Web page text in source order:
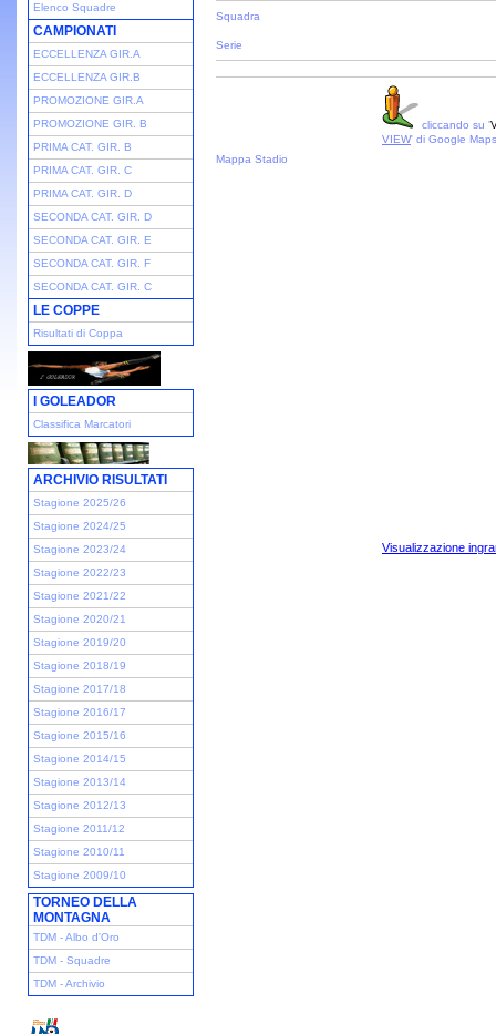
Elenco Squadre
CAMPIONATI
ECCELLENZA GIR.A
ECCELLENZA GIR.B
PROMOZIONE GIR.A
PROMOZIONE GIR. B
PRIMA CAT. GIR. B
PRIMA CAT. GIR. C
PRIMA CAT. GIR. D
SECONDA CAT. GIR. D
SECONDA CAT. GIR. E
SECONDA CAT. GIR. F
SECONDA CAT. GIR. C
LE COPPE
Risultati di Coppa
I GOLEADOR
Classifica Marcatori
ARCHIVIO RISULTATI
Stagione 2025/26
Stagione 2024/25
Stagione 2023/24
Stagione 2022/23
Stagione 2021/22
Stagione 2020/21
Stagione 2019/20
Stagione 2018/19
Stagione 2017/18
Stagione 2016/17
Stagione 2015/16
Stagione 2014/15
Stagione 2013/14
Stagione 2012/13
Stagione 2011/12
Stagione 2010/11
Stagione 2009/10
TORNEO DELLA
MONTAGNA
TDM - Albo d'Oro
TDM - Squadre
TDM - Archivio
Squadra
Serie
cliccando su '
VIEW' di Google Maps
Mappa Stadio
Visualizzazione